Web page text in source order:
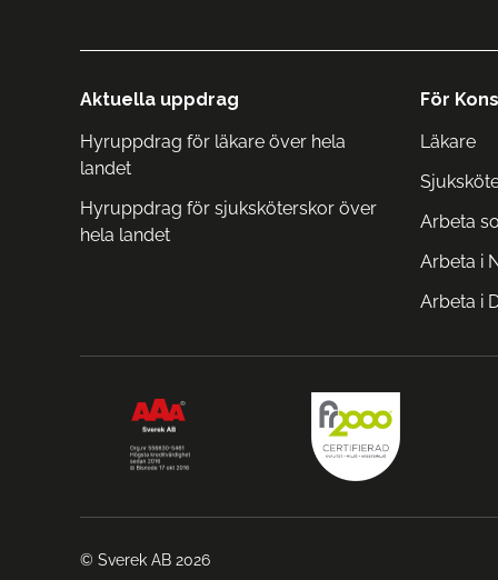
Aktuella uppdrag
Hyruppdrag för läkare över hela
landet
Hyruppdrag för sjuksköterskor över
hela landet
För
Läkare
Arbeta
Arbeta i
Arbeta i
© Sverek AB 2026